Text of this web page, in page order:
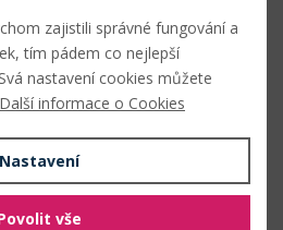
0Kč s DPH
0Kč bez DPH
ks)
zajistili správné fungování a
tím pádem co nejlepší
nastavení cookies můžete
Další informace o Cookies
Nastavení
vše